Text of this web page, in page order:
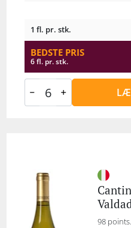
1 fl. pr. stk.
BEDSTE PRIS
6 fl. pr. stk.
98